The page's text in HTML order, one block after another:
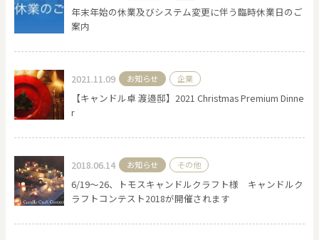
年末年始の休業及びシステム変更に伴う臨時休業日のご
案内
2021.11.09 お知らせ 企業
【キャンドル卓 渡邉邸】2021 Christmas Premium Dinne
r
2018.06.14 お知らせ その他
6/19～26、トモスキャンドルクラフト様 キャンドルク
ラフトコンテスト2018が開催されます